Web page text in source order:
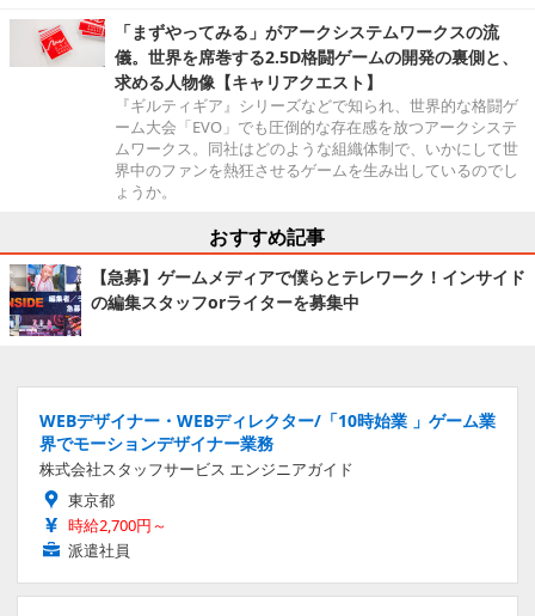
「まずやってみる」がアークシステムワークスの流
儀。世界を席巻する2.5D格闘ゲームの開発の裏側と、
求める人物像【キャリアクエスト】
『ギルティギア』シリーズなどで知られ、世界的な格闘ゲ
ーム大会「EVO」でも圧倒的な存在感を放つアークシステ
ムワークス。同社はどのような組織体制で、いかにして世
界中のファンを熱狂させるゲームを生み出しているのでし
ょうか。
おすすめ記事
【急募】ゲームメディアで僕らとテレワーク！インサイド
の編集スタッフorライターを募集中
WEBデザイナー・WEBディレクター/「10時始業 」ゲーム業
界でモーションデザイナー業務
株式会社スタッフサービス エンジニアガイド
東京都
時給2,700円～
派遣社員